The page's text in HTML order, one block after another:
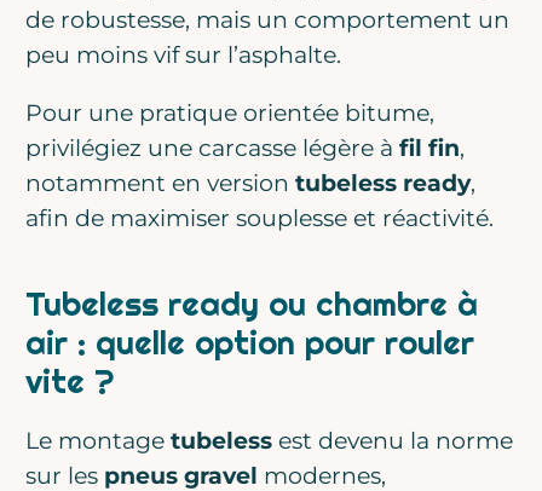
de robustesse, mais un comportement un
peu moins vif sur l’asphalte.
Pour une pratique orientée bitume,
privilégiez une carcasse légère àfil fin,
notamment en versiontubeless ready,
afin de maximiser souplesse et réactivité.
Tubeless ready ou chambre à
air : quelle option pour rouler
vite ?
Le montagetubeless est devenu la norme
sur les pneus gravel modernes,